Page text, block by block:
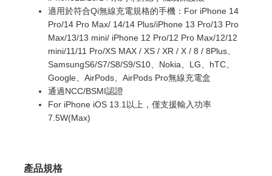
適用於符合Qi無線充電規格的手機：For iPhone 14
Pro/14 Pro Max/ 14/14 Plus/iPhone 13 Pro/13 Pro
Max/13/13 mini/ iPhone 12 Pro/12 Pro Max/12/12
mini/11/11 Pro/XS MAX / XS / XR / X / 8 / 8Plus、
SamsungS6/S7/S8/S9/S10、Nokia、LG、hTC、
Google、AirPods、AirPods Pro無線充電盒
通過NCC/BSMI認證
For iPhone iOS 13.1以上，僅支援輸入功率
7.5W(Max)
產品規格